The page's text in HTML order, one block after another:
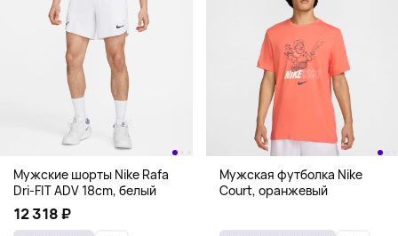
Мужские шорты Nike Rafa
Dri-FIT ADV 18cm, белый
12 318 ₽
Мужская футболка Nike
Court, оранжевый